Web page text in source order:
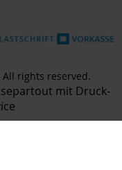
All rights reserved.
mit Druck-